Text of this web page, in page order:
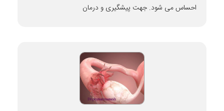
احساس می شود. جهت پیشگیری و درمان